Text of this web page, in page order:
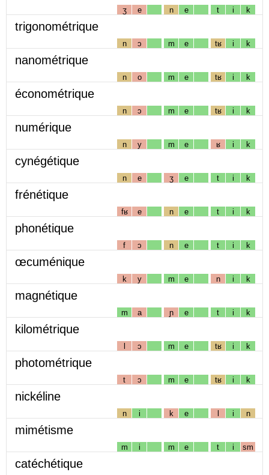
ʒ e n e t i k
trigonométrique
n ɔ m e tʁ i k
nanométrique
n o m e tʁ i k
économétrique
n ɔ m e tʁ i k
numérique
n y m e ʁ i k
cynégétique
n e ʒ e t i k
frénétique
fʁ e n e t i k
phonétique
f ɔ n e t i k
œcuménique
k y m e n i k
magnétique
m a ɲ e t i k
kilométrique
l ɔ m e tʁ i k
photométrique
t ɔ m e tʁ i k
nickéline
n i k e l i n
mimétisme
m i m e t i sm
catéchétique